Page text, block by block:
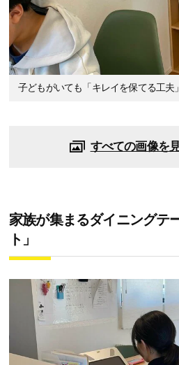
子どもがいても「キレイを保てる工夫
すべての画像を
家族が集まるダイニングテ
ト」